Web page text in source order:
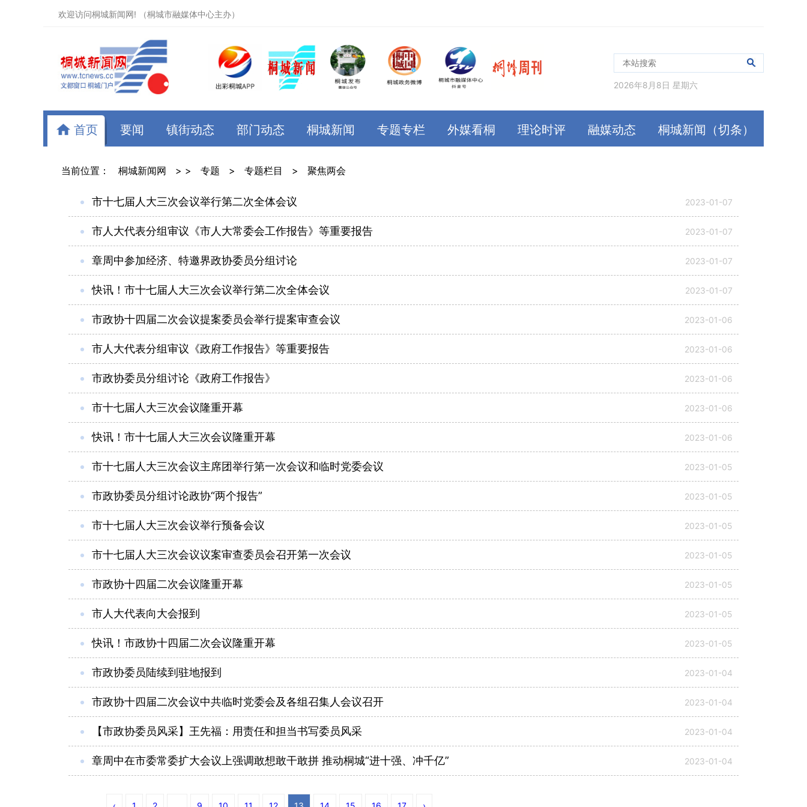
欢迎访问桐城新闻网! （桐城市融媒体中心主办）
2026年8月8日 星期六
首页 要闻 镇街动态 部门动态 桐城新闻 专题专栏 外媒看桐 理论时评 融媒动态 桐城新闻（切条）
当前位置： 桐城新闻网 > > 专题 > 专题栏目 > 聚焦两会
市十七届人大三次会议举行第二次全体会议 2023-01-07
市人大代表分组审议《市人大常委会工作报告》等重要报告 2023-01-07
章周中参加经济、特邀界政协委员分组讨论 2023-01-07
快讯！市十七届人大三次会议举行第二次全体会议 2023-01-07
市政协十四届二次会议提案委员会举行提案审查会议 2023-01-06
市人大代表分组审议《政府工作报告》等重要报告 2023-01-06
市政协委员分组讨论《政府工作报告》 2023-01-06
市十七届人大三次会议隆重开幕 2023-01-06
快讯！市十七届人大三次会议隆重开幕 2023-01-06
市十七届人大三次会议主席团举行第一次会议和临时党委会议 2023-01-05
市政协委员分组讨论政协“两个报告” 2023-01-05
市十七届人大三次会议举行预备会议 2023-01-05
市十七届人大三次会议议案审查委员会召开第一次会议 2023-01-05
市政协十四届二次会议隆重开幕 2023-01-05
市人大代表向大会报到 2023-01-05
快讯！市政协十四届二次会议隆重开幕 2023-01-05
市政协委员陆续到驻地报到 2023-01-04
市政协十四届二次会议中共临时党委会及各组召集人会议召开 2023-01-04
【市政协委员风采】王先福：用责任和担当书写委员风采 2023-01-04
章周中在市委常委扩大会议上强调敢想敢干敢拼 推动桐城“进十强、冲千亿” 2023-01-04